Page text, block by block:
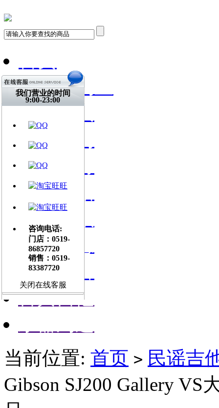
飞琴行淘宝
天猫购买
找到我们
关注微博
视频网站
文章资讯
门店信息
交流平台
古典吉他
当前位置: 首页 > 民谣吉
Gibson SJ200 Gallery
我们营业的时间
9:00-23:00
咨询电话:
门店：0519-
86857720
销售：0519-
83387720
关闭在线客服